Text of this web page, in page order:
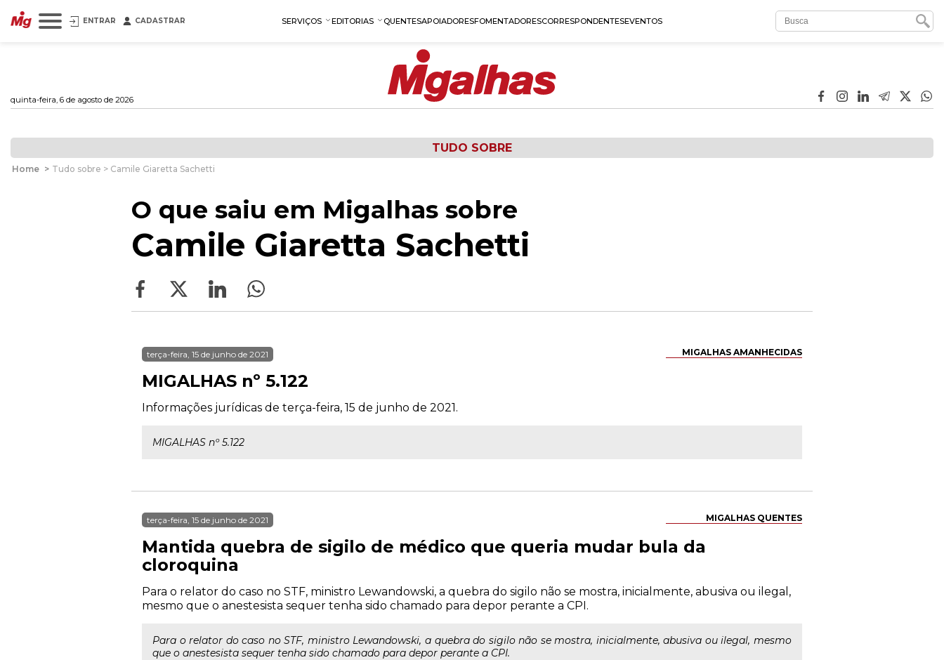
ENTRAR CADASTRAR SERVIÇOS EDITORIAS QUENTESAPOIADORESFOMENTADORESCORRESPONDENTESEVENTOS
quinta-feira, 6 de agosto de 2026
TUDO SOBRE
Home > Tudo sobre > Camile Giaretta Sachetti
O que saiu em Migalhas sobre
Camile Giaretta Sachetti
MIGALHAS AMANHECIDAS
terça-feira, 15 de junho de 2021
MIGALHAS nº 5.122
Informações jurídicas de terça-feira, 15 de junho de 2021.
MIGALHAS nº 5.122
MIGALHAS QUENTES
terça-feira, 15 de junho de 2021
Mantida quebra de sigilo de médico que queria mudar bula da
cloroquina
Para o relator do caso no STF, ministro Lewandowski, a quebra do sigilo não se mostra, inicialmente, abusiva ou ilegal,
mesmo que o anestesista sequer tenha sido chamado para depor perante a CPI.
Para o relator do caso no STF, ministro Lewandowski, a quebra do sigilo não se mostra, inicialmente, abusiva ou ilegal, mesmo
que o anestesista sequer tenha sido chamado para depor perante a CPI.